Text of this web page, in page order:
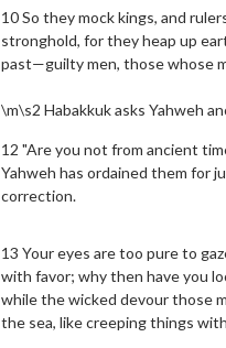
10 So they mock kings, and
stronghold, for they heap up
past—guilty men, those whose
\m\s2 Habakkuk asks Yahweh
12 "Are you not from ancient
Yahweh has ordained them for
correction.
13 Your eyes are too pure to
with favor; why then have you
while the wicked devour those
the sea, like creeping things